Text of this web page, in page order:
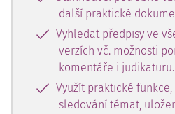
další praktické
Vyhledat předpisy ve
verzích vč. možnosti
komentáře i judikaturu.
Využít praktické
sledování témat,